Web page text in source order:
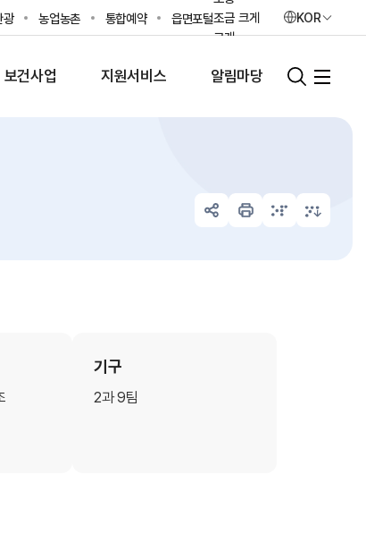
광 농업농촌 통합예약 읍면포털조금 크게
크게
초기화
KOR
보건사업 지원서비스 알림마당
기구
2과 9팀